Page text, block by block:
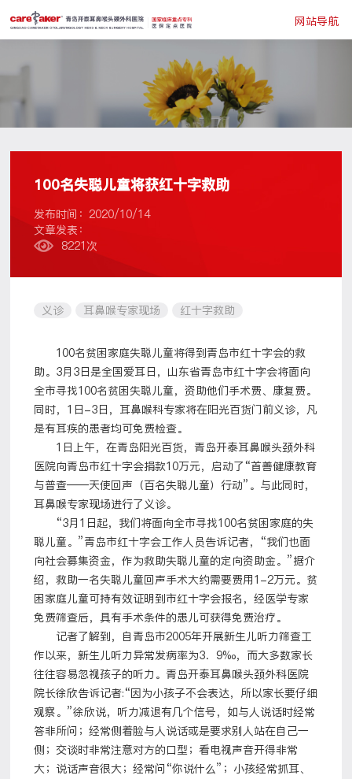
网站导航
100名失聪儿童将获红十字救助
发布时间：2020/10/14
文章发表：
8221次
义诊 耳鼻喉专家现场 红十字救助
100名贫困家庭失聪儿童将得到青岛市红十字会的救
助。3月3日是全国爱耳日，山东省青岛市红十字会将面向
全市寻找100名贫困失聪儿童，资助他们手术费、康复费。
同时，1日-3日，耳鼻喉科专家将在阳光百货门前义诊，凡
是有耳疾的患者均可免费检查。
1日上午，在青岛阳光百货，青岛开泰耳鼻喉头颈外科
医院向青岛市红十字会捐款10万元，启动了“首善健康教育
与普查——天使回声（百名失聪儿童）行动”。与此同时，
耳鼻喉专家现场进行了义诊。
“3月1日起，我们将面向全市寻找100名贫困家庭的失
聪儿童。”青岛市红十字会工作人员告诉记者，“我们也面
向社会募集资金，作为救助失聪儿童的定向资助金。”据介
绍，救助一名失聪儿童回声手术大约需要费用1-2万元。贫
困家庭儿童可持有效证明到市红十字会报名，经医学专家
免费筛查后，具有手术条件的患儿可获得免费治疗。
记者了解到，自青岛市2005年开展新生儿听力筛查工
作以来，新生儿听力异常发病率为3．9‰，而大多数家长
往往容易忽视孩子的听力。青岛开泰耳鼻喉头颈外科医院
院长徐欣告诉记者:“因为小孩子不会表达，所以家长要仔细
观察。”徐欣说，听力减退有几个信号，如与人说话时经常
答非所问；经常侧着脸与人说话或是要求别人站在自己一
侧；交谈时非常注意对方的口型；看电视声音开得非常
大；说话声音很大；经常问“你说什么”；小孩经常抓耳、